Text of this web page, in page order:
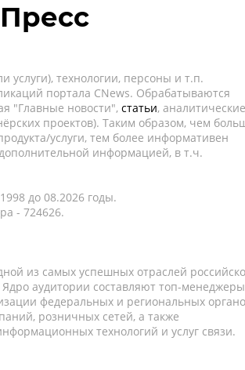
технологии, персоны и т.п.
портала CNews. Обрабатываются
"Главные новости", статьи, аналитические
проектов). Таким образом, чем
услуги, тем более информативен
информацией, в т.ч.
до 08.2026 годы.
- 724626.
из самых успешных отраслей
аудитории составляют топ-
федеральных и региональных
розничных сетей, а также
технологий и услуг связи.